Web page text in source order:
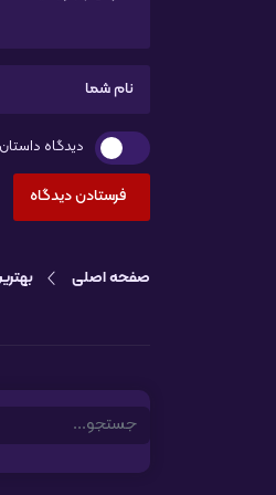
دیدگاه
صفحه اصلی
Search